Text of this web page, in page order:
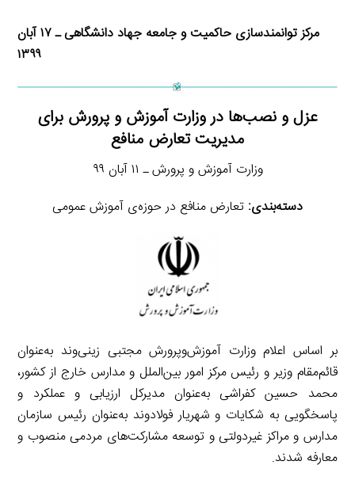
مرکز توانمندسازی حاکمیت و جامعه جهاد دانشگاهی ـ ۱۷ آبان
۱۳۹۹
عزل و نصب‌ها در وزارت آموزش و پرورش برای
مدیریت تعارض منافع
وزارت آموزش و پرورش ـ ۱۱ آبان ۹۹
دسته‌بندی: تعارض منافع در حوزه‌ی آموزش عمومی
بر اساس اعلام وزارت آموزش‌وپرورش مجتبی زینی‌وند به‌عنوان
قائم‌مقام وزیر و رئیس مرکز امور بین‌الملل و مدارس خارج از کشور،
محمد حسین کفراشی به‌عنوان مدیرکل ارزیابی و عملکرد و
پاسخگویی به شکایات و شهریار فولادوند به‌عنوان رئیس سازمان
مدارس و مراکز غیردولتی و توسعه مشارکت‌های مردمی منصوب و
معارفه شدند.